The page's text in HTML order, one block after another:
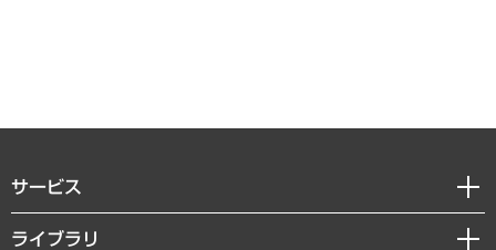
サービス
経営戦略
ライブラリ